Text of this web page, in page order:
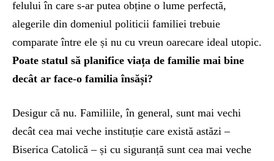
felului în care s-ar putea obține o lume perfectă,
alegerile din domeniul politicii familiei trebuie
comparate între ele și nu cu vreun oarecare ideal utopic.
Poate statul să planifice viața de familie mai bine
decât ar face-o familia însăși?
Desigur că nu. Familiile, în general, sunt mai vechi
decât cea mai veche instituție care există astăzi –
Biserica Catolică – și cu siguranță sunt cea mai veche